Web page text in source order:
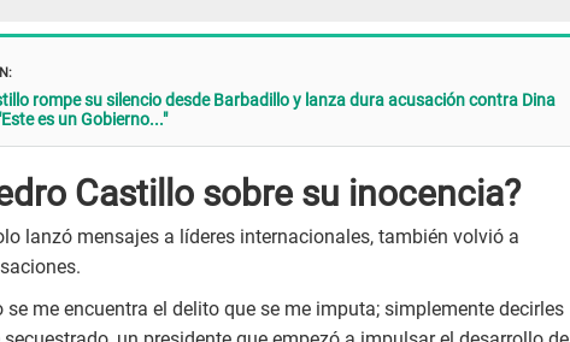
rompe su silencio desde Barbadillo y lanza dura acusación contra Dina
es un Gobierno..."
Castillo sobre su inocencia?
lanzó mensajes a líderes internacionales, también volvió a
me encuentra el delito que se me imputa; simplemente decirles